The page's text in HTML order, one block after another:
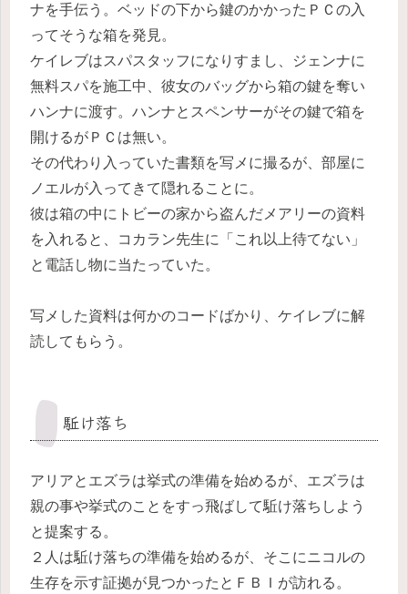
ナを手伝う。ベッドの下から鍵のかかったＰＣの入
ってそうな箱を発見。
ケイレブはスパスタッフになりすまし、ジェンナに
無料スパを施工中、彼女のバッグから箱の鍵を奪い
ハンナに渡す。ハンナとスペンサーがその鍵で箱を
開けるがＰＣは無い。
その代わり入っていた書類を写メに撮るが、部屋に
ノエルが入ってきて隠れることに。
彼は箱の中にトビーの家から盗んだメアリーの資料
を入れると、コカラン先生に「これ以上待てない」
と電話し物に当たっていた。
写メした資料は何かのコードばかり、ケイレブに解
読してもらう。
駈け落ち
アリアとエズラは挙式の準備を始めるが、エズラは
親の事や挙式のことをすっ飛ばして駈け落ちしよう
と提案する。
２人は駈け落ちの準備を始めるが、そこにニコルの
生存を示す証拠が見つかったとＦＢＩが訪れる。